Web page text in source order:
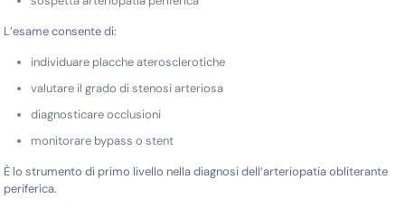
L’esame consente di:
individuare placche aterosclerotiche
valutare il grado di stenosi arteriosa
diagnosticare occlusioni
monitorare bypass o stent
È lo strumento di primo livello nella diagnosi dell’arteriopatia obliterante
periferica.